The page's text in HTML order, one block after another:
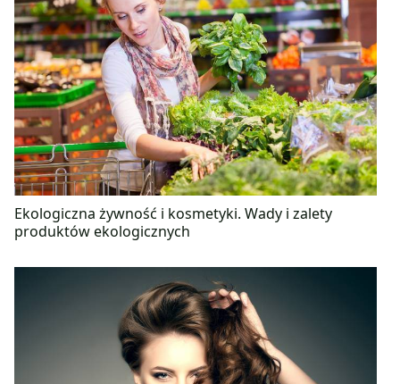
Ekologiczna żywność i kosmetyki. Wady i zalety
produktów ekologicznych